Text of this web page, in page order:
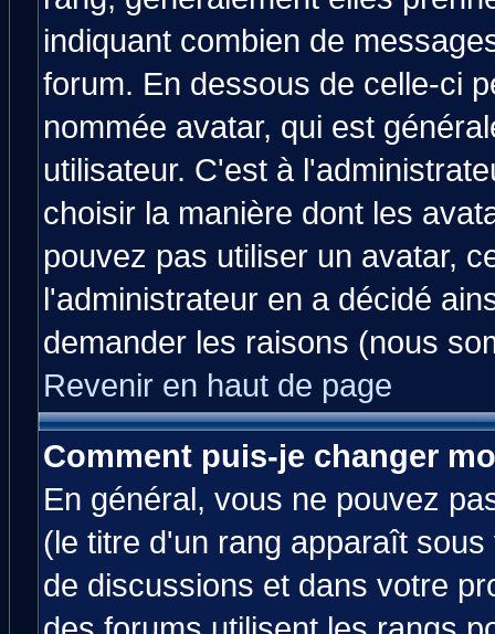
indiquant combien de
forum. En dessous de celle-ci
nommée avatar, qui est
utilisateur. C'est à
choisir la manière dont les
pouvez pas utiliser un avatar,
l'administrateur en a décidé
demander les raisons (nous
Revenir en haut de page
Comment puis-je changer
En général, vous ne pouvez
(le titre d'un rang apparaît
de discussions et dans votre